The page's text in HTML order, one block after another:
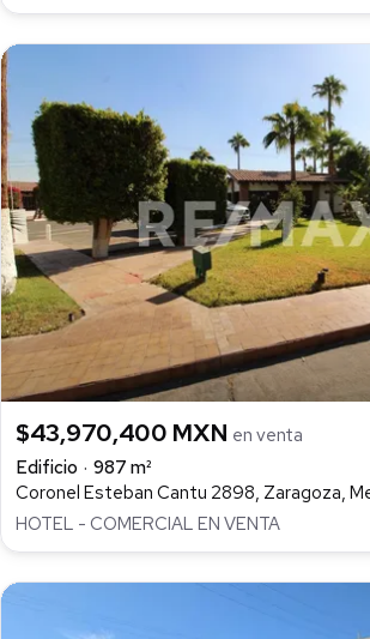
$43,970,400 MXN en venta
Edificio
987 m²
Coronel Esteban Cantu 2898, Zaragoza,
HOTEL - COMERCIAL EN VENTA